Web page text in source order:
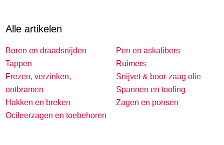
Alle artikelen
Boren en draadsnijden
Tappen
Frezen, verzinken,
ontbramen
Hakken en breken
Ocileerzagen en toebehoren
Pen en askalibers
Ruimers
Snijvet & boor-zaag olie
Spannen en tooling
Zagen en ponsen